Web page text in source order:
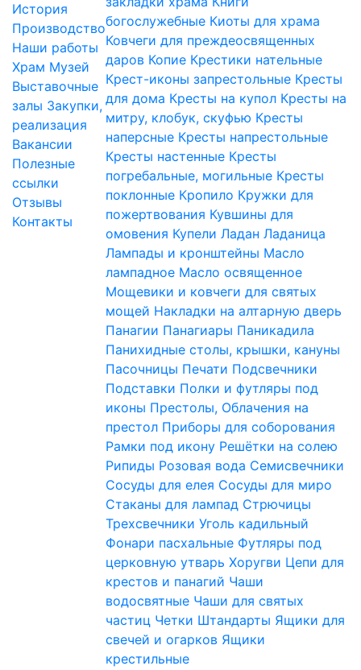
История
Производство
Наши работы
Храм Музей
Выставочные
залы Закупки,
реализация
Вакансии
Полезные
ссылки
Отзывы
Контакты
богослужебные Киоты для храма
Ковчеги для преждеосвященных
даров Копие Крестики нательные
Крест-иконы запрестольные Кресты
для дома Кресты на купол Кресты на
митру, клобук, скуфью Кресты
наперсные Кресты напрестольные
Кресты настенные Кресты
погребальные, могильные Кресты
поклонные Кропило Кружки для
пожертвования Кувшины для
омовения Купели Ладан Ладаница
Лампады и кронштейны Масло
лампадное Масло освященное
Мощевики и ковчеги для святых
мощей Накладки на алтарную дверь
Панагии Панагиары Паникадила
Панихидные столы, крышки, кануны
Пасочницы Печати Подсвечники
Подставки Полки и футляры под
иконы Престолы, Облачения на
престол Приборы для соборования
Рамки под икону Решётки на солею
Рипиды Розовая вода Семисвечники
Сосуды для елея Сосуды для миро
Стаканы для лампад Стрючицы
Трехсвечники Уголь кадильный
Фонари пасхальные Футляры под
церковную утварь Хоругви Цепи для
крестов и панагий Чаши
водосвятные Чаши для святых
частиц Четки Штандарты Ящики для
свечей и огарков Ящики
крестильные